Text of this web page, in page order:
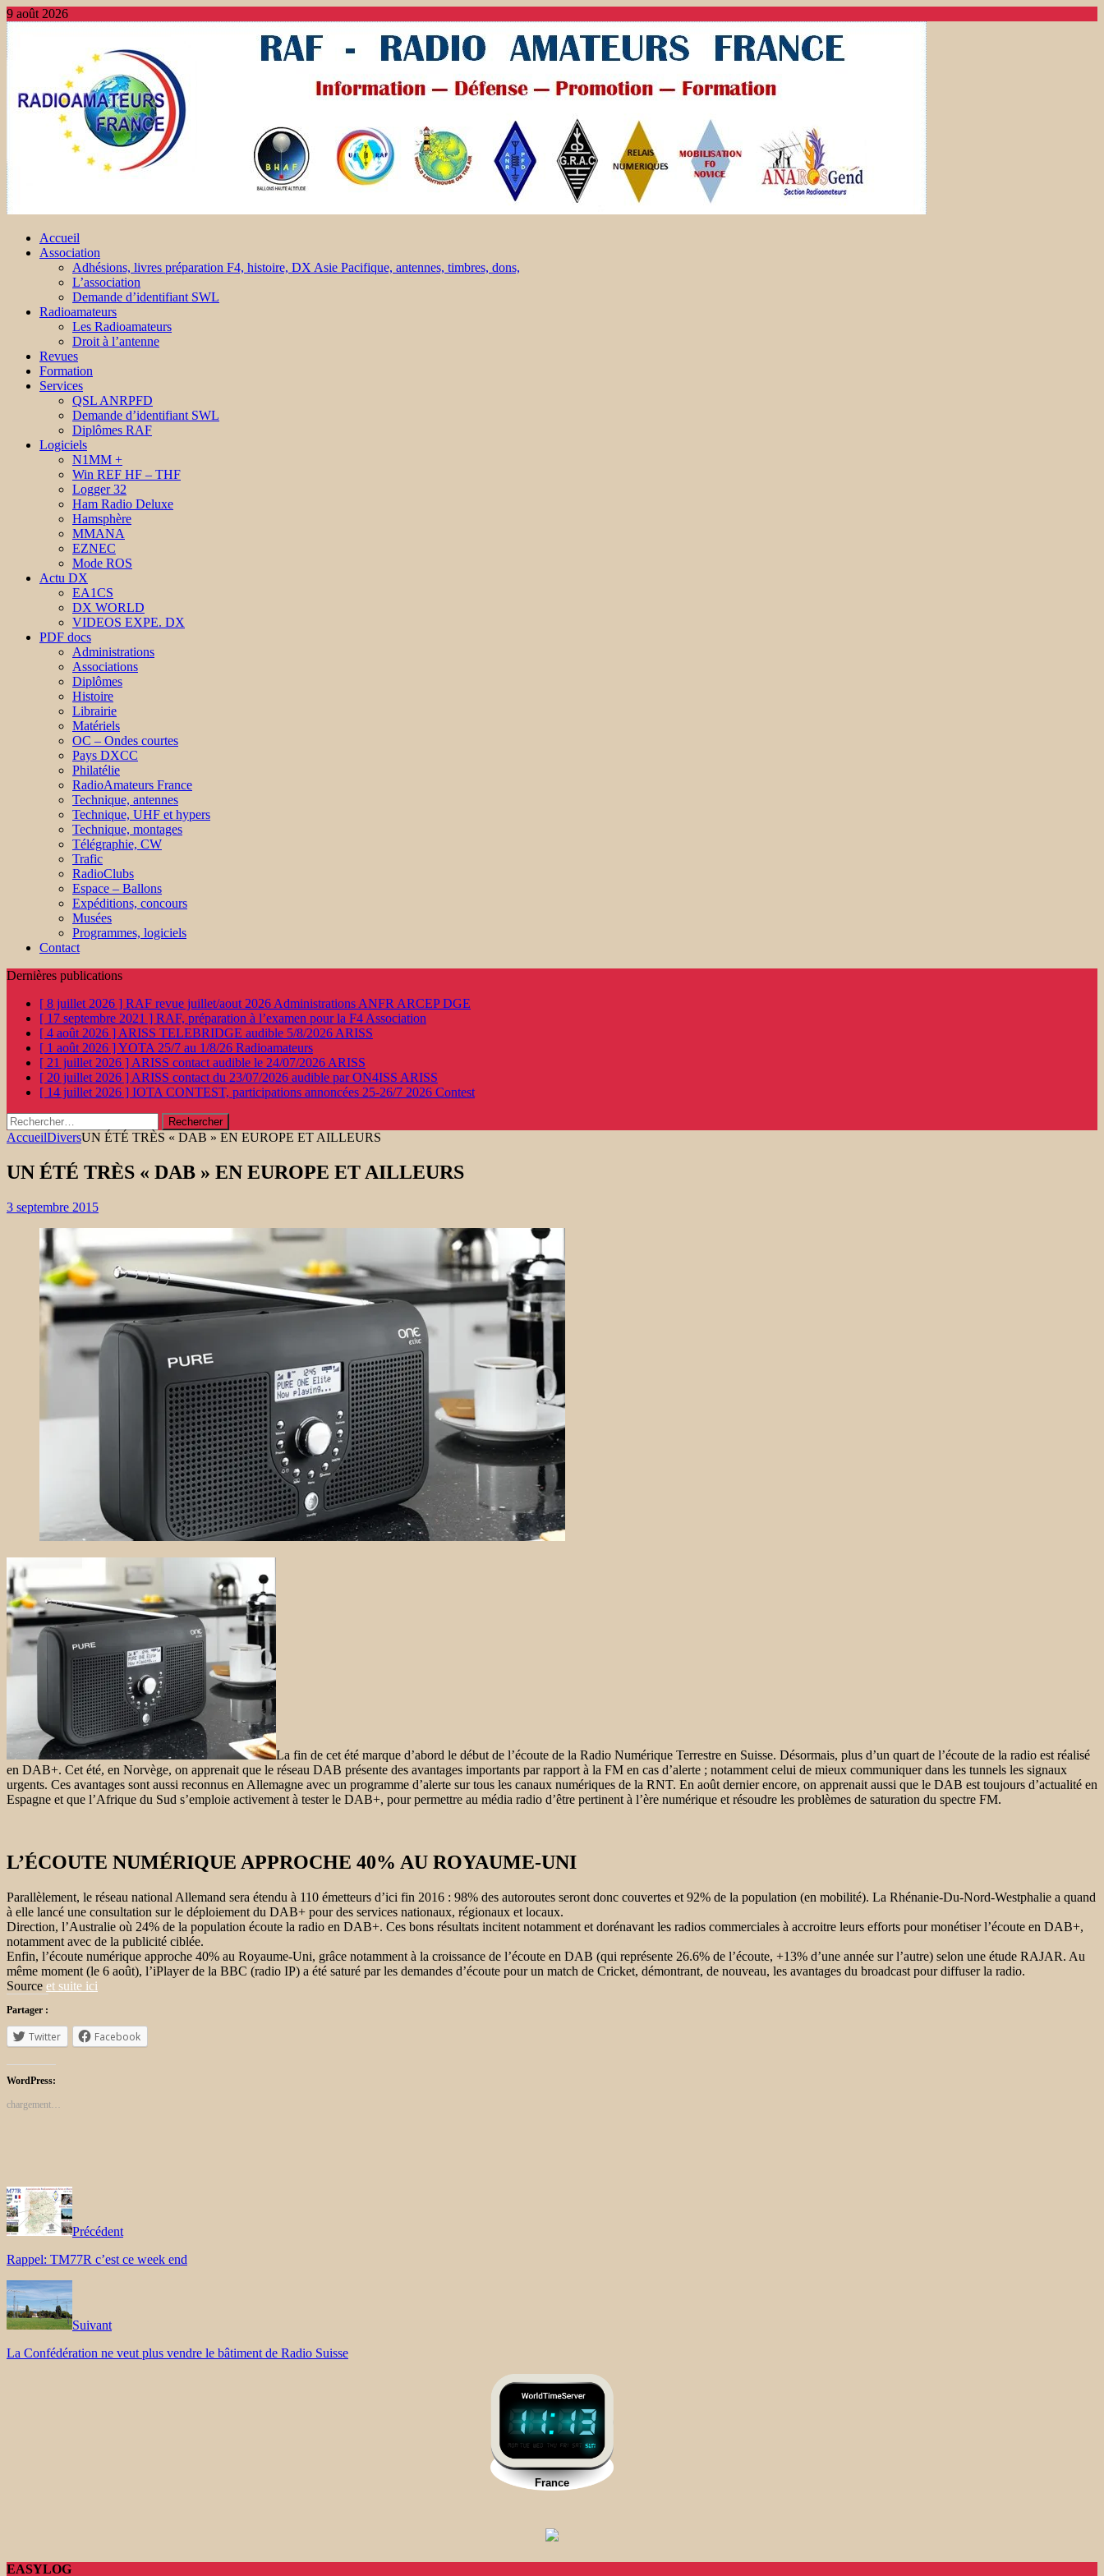
9 août 2026
Accueil
Association
Adhésions, livres préparation F4, histoire, DX Asie Pacifique, antennes, timbres, dons,
L’association
Demande d’identifiant SWL
Radioamateurs
Les Radioamateurs
Droit à l’antenne
Revues
Formation
Services
QSL ANRPFD
Demande d’identifiant SWL
Diplômes RAF
Logiciels
N1MM +
Win REF HF – THF
Logger 32
Ham Radio Deluxe
Hamsphère
MMANA
EZNEC
Mode ROS
Actu DX
EA1CS
DX WORLD
VIDEOS EXPE. DX
PDF docs
Administrations
Associations
Diplômes
Histoire
Librairie
Matériels
OC – Ondes courtes
Pays DXCC
Philatélie
RadioAmateurs France
Technique, antennes
Technique, UHF et hypers
Technique, montages
Télégraphie, CW
Trafic
RadioClubs
Espace – Ballons
Expéditions, concours
Musées
Programmes, logiciels
Contact
Dernières publications
[ 8 juillet 2026 ] RAF revue juillet/aout 2026 Administrations ANFR ARCEP DGE
[ 17 septembre 2021 ] RAF, préparation à l’examen pour la F4 Association
[ 4 août 2026 ] ARISS TELEBRIDGE audible 5/8/2026 ARISS
[ 1 août 2026 ]YOTA 25/7 au 1/8/26 Radioamateurs
[ 21 juillet 2026 ] ARISS contact audible le 24/07/2026 ARISS
[ 20 juillet 2026 ] ARISS contact du 23/07/2026 audible par ON4ISS ARISS
[ 14 juillet 2026 ] IOTA CONTEST, participations annoncées 25-26/7 2026 Contest
Rechercher :
AccueilDiversUN ÉTÉ TRÈS « DAB » EN EUROPE ET AILLEURS
UN ÉTÉ TRÈS « DAB » EN EUROPE ET AILLEURS
3 septembre 2015
La fin de cet été marque d’abord le début de l’écoute de la Radio Numérique Terrestre en Suisse. Désormais, plus d’un quart de l’écoute de la radio est réalisé
en DAB+. Cet été, en Norvège, on apprenait que le réseau DAB présente des avantages importants par rapport à la FM en cas d’alerte ; notamment celui de mieux communiquer dans les tunnels les signaux
urgents. Ces avantages sont aussi reconnus en Allemagne avec un programme d’alerte sur tous les canaux numériques de la RNT. En août dernier encore, on apprenait aussi que le DAB est toujours d’actualité en
Espagne et que l’Afrique du Sud s’emploie activement à tester le DAB+, pour permettre au média radio d’être pertinent à l’ère numérique et résoudre les problèmes de saturation du spectre FM.
L’ÉCOUTE NUMÉRIQUE APPROCHE 40% AU ROYAUME-UNI
Parallèlement, le réseau national Allemand sera étendu à 110 émetteurs d’ici fin 2016 : 98% des autoroutes seront donc couvertes et 92% de la population (en mobilité). La Rhénanie-Du-Nord-Westphalie a quand
à elle lancé une consultation sur le déploiement du DAB+ pour des services nationaux, régionaux et locaux.
Direction, l’Australie où 24% de la population écoute la radio en DAB+. Ces bons résultats incitent notamment et dorénavant les radios commerciales à accroitre leurs efforts pour monétiser l’écoute en DAB+,
notamment avec de la publicité ciblée.
Enfin, l’écoute numérique approche 40% au Royaume-Uni, grâce notamment à la croissance de l’écoute en DAB (qui représente 26.6% de l’écoute, +13% d’une année sur l’autre) selon une étude RAJAR. Au
même moment (le 6 août), l’iPlayer de la BBC (radio IP) a été saturé par les demandes d’écoute pour un match de Cricket, démontrant, de nouveau, les avantages du broadcast pour diffuser la radio.
Source et suite ici
Partager :
Twitter Facebook
WordPress:
chargement…
Précédent
Rappel: TM77R c’est ce week end
Suivant
La Confédération ne veut plus vendre le bâtiment de Radio Suisse
EASYLOG